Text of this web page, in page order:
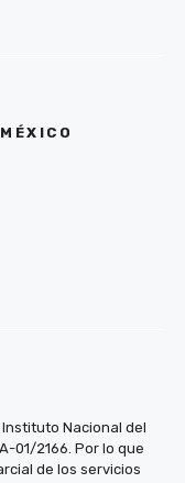
Nacional del
01/2166. Por lo que
de los servicios